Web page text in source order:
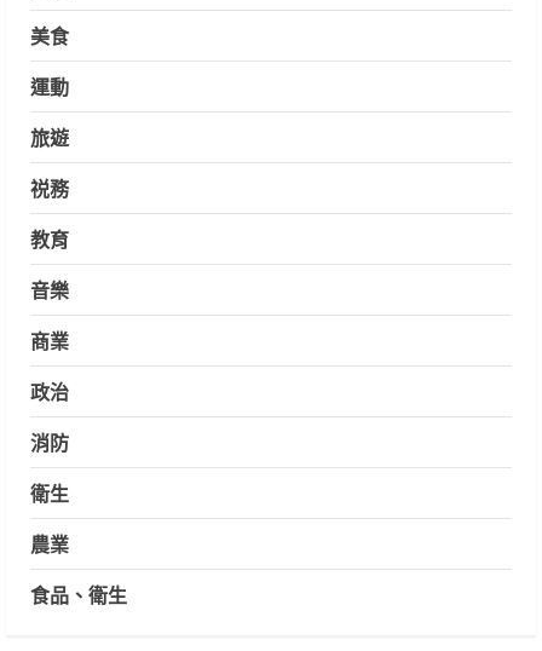
美食
運動
旅遊
祱務
教育
音樂
商業
政治
消防
衛生
農業
食品、衛生